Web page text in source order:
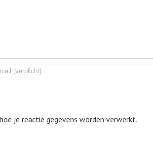
je reactie gegevens worden verwerkt.